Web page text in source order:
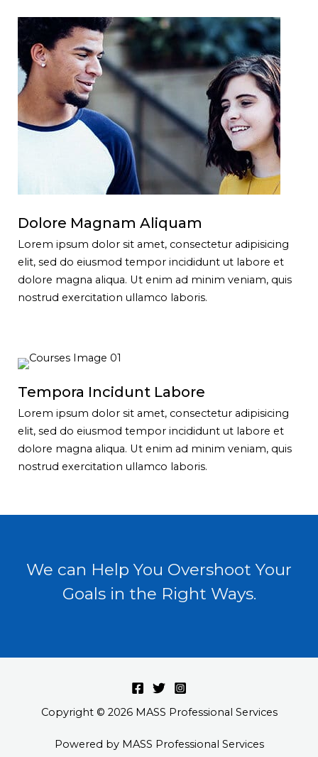
Dolore Magnam Aliquam
Lorem ipsum dolor sit amet, consectetur adipisicing
elit, sed do eiusmod tempor incididunt ut labore et
dolore magna aliqua. Ut enim ad minim veniam, quis
nostrud exercitation ullamco laboris.
Tempora Incidunt Labore
Lorem ipsum dolor sit amet, consectetur adipisicing
elit, sed do eiusmod tempor incididunt ut labore et
dolore magna aliqua. Ut enim ad minim veniam, quis
nostrud exercitation ullamco laboris.
We can Help You Overshoot Your
Goals in the Right Ways.
Copyright © 2026 MASS Professional Services
Powered by MASS Professional Services